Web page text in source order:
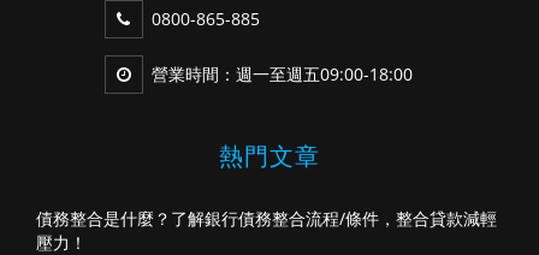
0800-865-885
營業時間：週一至週五09:00-18:00
熱門文章
債務整合是什麼？了解銀行債務整合流程/條件，整合貸款減輕
壓力！